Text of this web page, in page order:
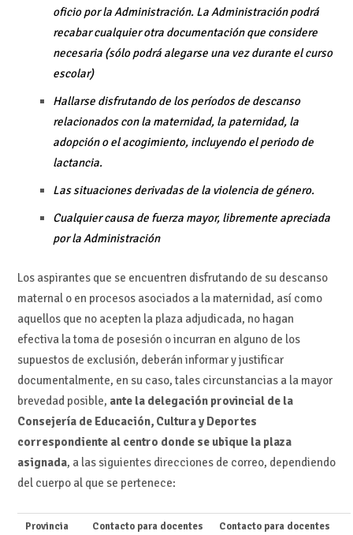
oficio por la Administración. La Administración podrá
recabar cualquier otra documentación que considere
necesaria (sólo podrá alegarse una vez durante el curso
escolar)
Hallarse disfrutando de los períodos de descanso
relacionados con la maternidad, la paternidad, la
adopción o el acogimiento, incluyendo el periodo de
lactancia.
Las situaciones derivadas de la violencia de género.
Cualquier causa de fuerza mayor, libremente apreciada
por la Administración
Los aspirantes que se encuentren disfrutando de su descanso
maternal o en procesos asociados a la maternidad, así como
aquellos que no acepten la plaza adjudicada, no hagan
efectiva la toma de posesión o incurran en alguno de los
supuestos de exclusión, deberán informar y justificar
documentalmente, en su caso, tales circunstancias a la mayor
brevedad posible, ante la delegación provincial de la
Consejería de Educación, Cultura y Deportes
correspondiente al centro donde se ubique la plaza
asignada, a las siguientes direcciones de correo, dependiendo
del cuerpo al que se pertenece:
Provincia
Contacto para docentes
Contacto para docentes